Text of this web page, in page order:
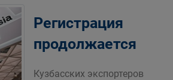
Регистрация
продолжается
Кузбасских экспортеров